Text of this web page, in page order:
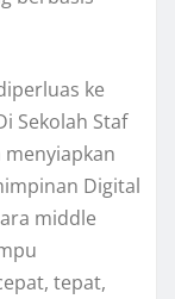
ke
Sekolah Staf
Digital
middle
tepat,